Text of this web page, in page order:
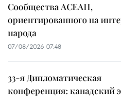
Сообщества АСЕАН,
ориентированного на
народа
07/08/2026 07:48
33-я Дипломатическая
конференция: канадский